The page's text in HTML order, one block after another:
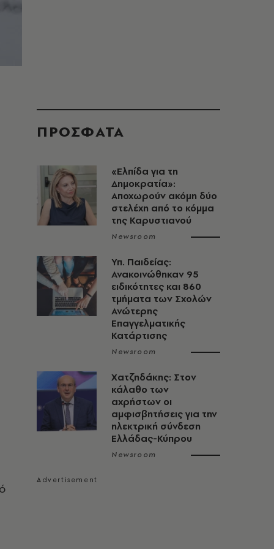
ΠΡΟΣΦΑΤΑ
«Ελπίδα για τη
Δημοκρατία»:
Αποχωρούν ακόμη δύο
στελέχη από το κόμμα
της Καρυστιανού
Newsroom
Υπ. Παιδείας:
Ανακοινώθηκαν 95
ειδικότητες και 860
τμήματα των Σχολών
Ανώτερης
Επαγγελματικής
Κατάρτισης
Newsroom
Χατζηδάκης: Στον
κάλαθο των
αχρήστων οι
αμφισβητήσεις για την
ηλεκτρική σύνδεση
Ελλάδας-Κύπρου
Newsroom